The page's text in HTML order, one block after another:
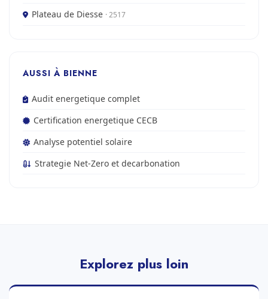
Plateau de Diesse · 2517
AUSSI À BIENNE
Audit energetique complet
Certification energetique CECB
Analyse potentiel solaire
Strategie Net-Zero et decarbonation
Explorez plus loin